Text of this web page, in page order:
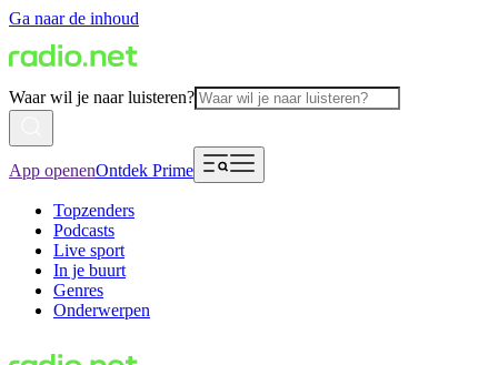
Ga naar de inhoud
Waar wil je naar luisteren?
App openenOntdek Prime
Topzenders
Podcasts
Live sport
In je buurt
Genres
Onderwerpen